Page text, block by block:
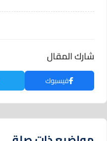
شارك المقال
فيسبوك